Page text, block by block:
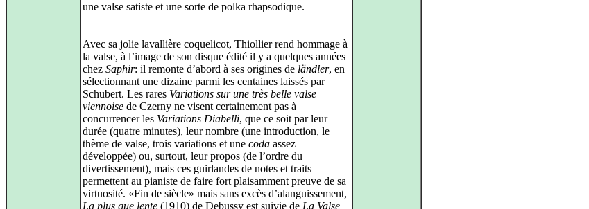
une valse satiste et une sorte de polka rhapsodique.
Avec sa jolie lavallière coquelicot, Thiollier rend hommage à
la valse, à l’image de son disque édité il y a quelques années
chez Saphir: il remonte d’abord à ses origines de ländler, en
sélectionnant une dizaine parmi les centaines laissés par
Schubert. Les rares Variations sur une très belle valse
viennoise de Czerny ne visent certainement pas à
concurrencer les Variations Diabelli, que ce soit par leur
durée (quatre minutes), leur nombre (une introduction, le
thème de valse, trois variations et une coda assez
développée) ou, surtout, leur propos (de l’ordre du
divertissement), mais ces guirlandes de notes et traits
permettent au pianiste de faire fort plaisamment preuve de sa
virtuosité. «Fin de siècle» mais sans excès d’alanguissement,
La plus que lente (1910) de Debussy est suivie de La Valse